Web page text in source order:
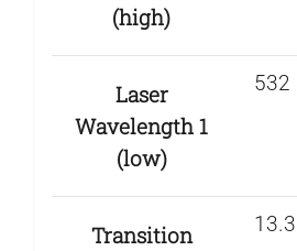
(high)
Laser
Wavelength 1
(low)
532
Transition